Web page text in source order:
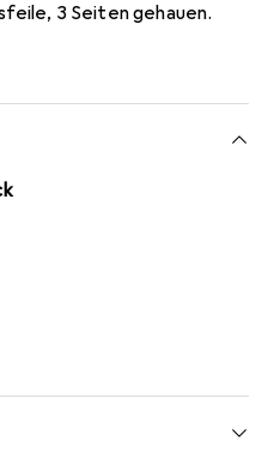
3 Seiten gehauen.